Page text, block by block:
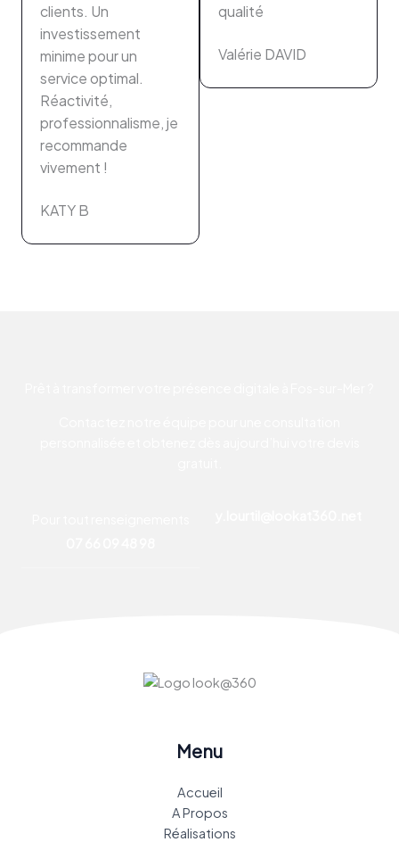
clients. Un
investissement
minime pour un
service optimal.
Réactivité,
professionnalisme, je
recommande
vivement !
KATY B
qualité
Valérie DAVID
Menu
Accueil
A Propos
Réalisations